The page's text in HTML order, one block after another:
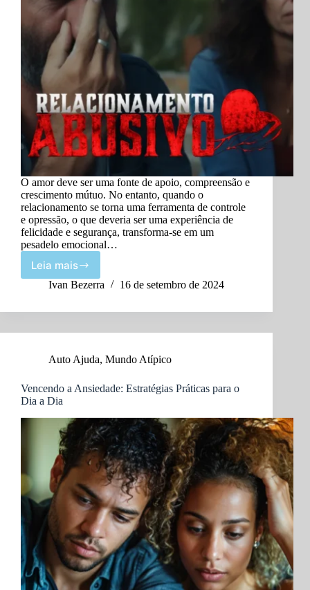
O amor deve ser uma fonte de apoio, compreensão e
crescimento mútuo. No entanto, quando o
relacionamento se torna uma ferramenta de controle
e opressão, o que deveria ser uma experiência de
felicidade e segurança, transforma-se em um
pesadelo emocional…
Leia maisRelacionamento
Abusivo:
Ajuda
Agora
Ivan Bezerra 16 de setembro de 2024
Auto Ajuda, Mundo Atípico
Vencendo a Ansiedade: Estratégias Práticas para o
Dia a Dia